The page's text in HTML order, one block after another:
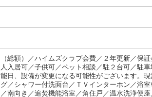
総額）／ハイムズクラブ会費／２年更新／保
入居可／子供可／ペット相談／駐２台可／
日、設備が変更になる可能性がございます。
／シャワー付洗面台／ＴＶインターホン／浴
南向き／追焚機能浴室／角住戸／温水洗浄便